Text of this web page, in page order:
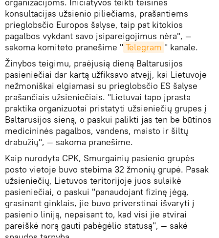
konsultacijas užsienio piliečiams, prašantiems
prieglobsčio Europos šalyse, taip pat kitokios
pagalbos vykdant savo įsipareigojimus nėra", —
sakoma komiteto pranešime " Telegram " kanale.
Žinybos teigimu, praėjusią dieną Baltarusijos
pasieniečiai dar kartą užfiksavo atvejį, kai Lietuvoje
nežmoniškai elgiamasi su prieglobsčio ES šalyse
prašančiais užsieniečiais. "Lietuvai tapo įprasta
praktika organizuotai pristatyti užsieniečių grupes į
Baltarusijos sieną, o paskui palikti jas ten be būtinos
medicininės pagalbos, vandens, maisto ir šiltų
drabužių", — sakoma pranešime.
Kaip nurodyta CPK, Smurgainių pasienio grupės
posto vietoje buvo stebima 32 žmonių grupė. Pasak
užsieniečių, Lietuvos teritorijoje juos sulaikė
pasieniečiai, o paskui "panaudojant fizinę jėgą,
grasinant ginklais, jie buvo priverstinai išvaryti į
pasienio liniją, nepaisant to, kad visi jie atvirai
pareiškė norą gauti pabėgėlio statusą", — sakė